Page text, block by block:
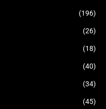
(196)
(26)
(18)
(40)
(34)
(45)